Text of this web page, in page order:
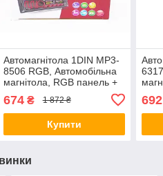
Автомагнітола 1DIN MP3-
8506 RGB, Автомобільна
магнітола, RGB панель +
674₴ 1 872 ₴
Купити
692